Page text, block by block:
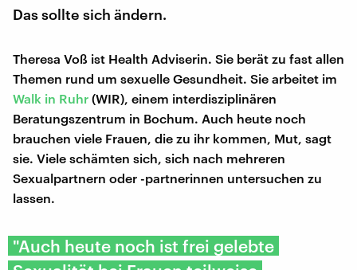
Das sollte sich ändern.
Theresa Voß ist Health Adviserin. Sie berät zu fast allen
Themen rund um sexuelle Gesundheit. Sie arbeitet im
Walk in Ruhr (WIR), einem interdisziplinären
Beratungszentrum in Bochum. Auch heute noch
brauchen viele Frauen, die zu ihr kommen, Mut, sagt
sie. Viele schämten sich, sich nach mehreren
Sexualpartnern oder -partnerinnen untersuchen zu
lassen.
"Auch heute noch ist frei gelebte